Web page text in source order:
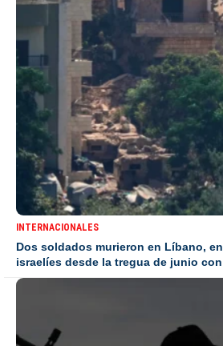
INTERNACIONALES
Dos soldados murieron en Líbano,
israelíes desde la tregua de junio